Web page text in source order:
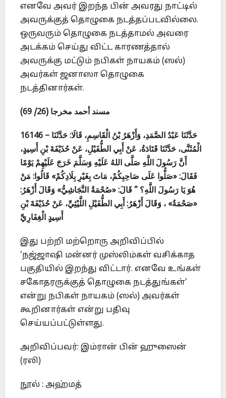
எனவே அவர் இறந்த பின் அவரது நாட்டில்
அவருக்குத் தொழுகை நடத்தப்படவில்லை.
ஒருவரும் தொழுகை நடத்தாமல் அவரை
அடக்கம் செய்து விட்ட காரணத்தால்
அவருக்கு மட்டும் நபிகள் நாயகம் (ஸல்)
அவர்கள் ஜனாஸா தொழுகை
நடத்தினார்கள்.
مسند أحمد مخرجا (26/ 69)
16146 – حَدَّثَنَا عَبْدُ الصَّمَدِ، وَأَزْهَرُ بْنُ الْقَاسِمِ، قَالَا: حَدَّثَنَا
الْمُثَنَّى، حَدَّثَنَا قَتَادَةُ، عَنْ أَبِي الطُّفَيْلِ، عَنْ حُذَيْفَةَ بْنِ أَسِيدٍ،
أَنَّ رَسُولَ اللَّهِ صَلَّى اللهُ عَلَيْهِ وَسَلَّمَ خَرَجَ عَلَيْهِمْ يَوْمًا
فَقَالَ: «صَلُّوا عَلَى صَاحِبِكُمْ، مَاتَ بِغَيْرِ بِلَادِكُمْ» قَالُوا: مَنْ
هُوَ يَا رَسُولَ اللَّهِ؟ ” قَالَ: «صُحْمَةُ النَّجَاشِيُّ» وَقَالَ أَزْهَرُ:
«صَحْمَةُ» ، وَقَالَ أَزْهَرُ: أَبِي الطُّفَيْلِ اللَّيْثِيِّ، عَنْ حُذَيْفَةَ بْنِ
أَسِيدٍ الْغِفَارِيِّ
இது பற்றி மற்றொரு அறிவிப்பில்
‘நஜ்ஜாஷி மன்னர் முஸ்லிம்கள் வசிக்காத
பகுதியில் இறந்து விட்டார். எனவே உங்கள்
சகோதரருக்குத் தொழுகை நடத்துங்கள்’
என்று நபிகள் நாயகம் (ஸல்) அவர்கள்
கூறினார்கள் என்று பதிவு
செய்யப்பட்டுள்ளது.
அறிவிப்பவர்: இம்ரான் பின் ஹுஸைன்
(ரலி)
நூல் : அஹ்மத்